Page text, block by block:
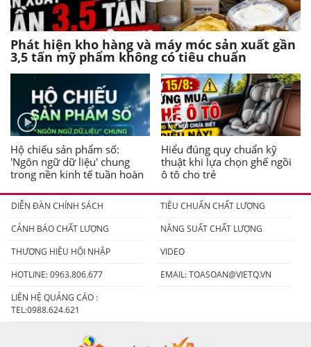
Phát hiện kho hàng và máy móc sản xuất gần
3,5 tấn mỹ phẩm không có tiêu chuẩn
Hộ chiếu sản phẩm số:
'Ngôn ngữ dữ liệu' chung
trong nền kinh tế tuần hoàn
Hiểu đúng quy chuẩn kỹ
thuật khi lựa chọn ghế ngồi
ô tô cho trẻ
DIỄN ĐÀN CHÍNH SÁCH
TIÊU CHUẨN CHẤT LƯỢNG
CẢNH BÁO CHẤT LƯỢNG
NĂNG SUẤT CHẤT LƯỢNG
THƯƠNG HIỆU HỘI NHẬP
VIDEO
HOTLINE: 0963.806.677
EMAIL:TOASOAN@VIETQ.VN
LIÊN HỆ QUẢNG CÁO :
TEL:0988.624.621